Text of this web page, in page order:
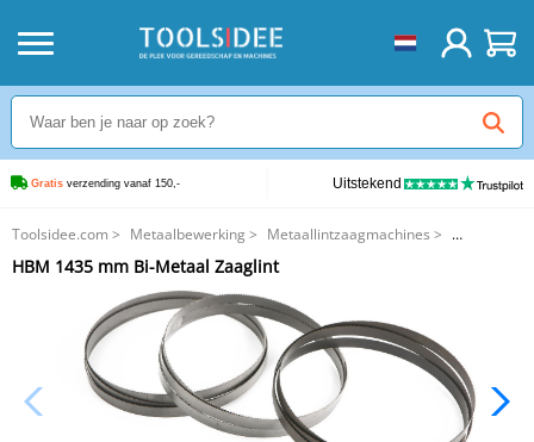
Gratis verzending vanaf 150,- Uitstekend
Toolsidee.com > Metaalbewerking > Metaallintzaagmachines >
HBM 1435 mm Bi-Metaal Zaaglint
HBM 1435 mm Bi-Metaal Zaaglint